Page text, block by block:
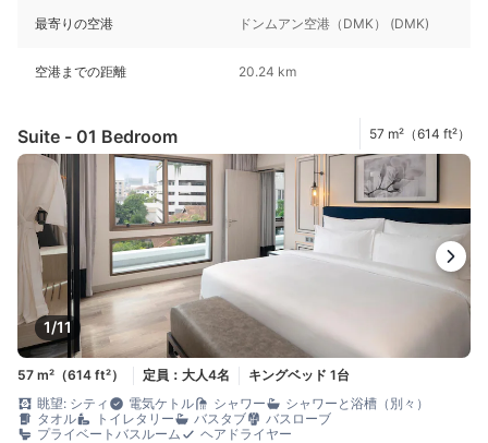
最寄りの空港 ドンムアン空港（DMK） (DMK)
空港までの距離 20.24 km
Suite - 01 Bedroom 57 m²（614 ft²）
1/11
57 m²（614 ft²） 定員：大人4名
キングベッド 1台
眺望: シティ
電気ケトル シャワー
シャワーと浴槽（別々）
タオル
トイレタリー バスタブ
バスローブ
プライベートバスルーム
ヘアドライヤー